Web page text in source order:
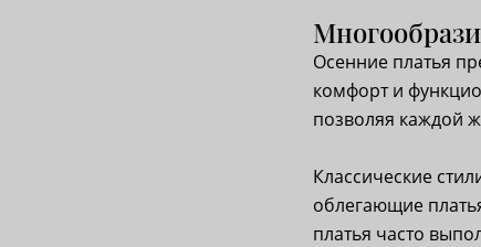
Осенние платья
комфорт и
позволяя каждой
Классические
облегающие
платья часто